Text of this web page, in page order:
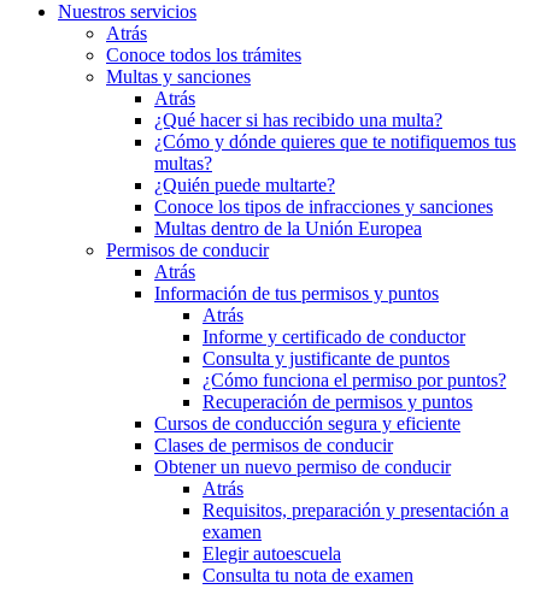
Nuestros servicios
Atrás
Conoce todos los trámites
Multas y sanciones
Atrás
¿Qué hacer si has recibido una multa?
¿Cómo y dónde quieres que te notifiquemos tus
multas?
¿Quién puede multarte?
Conoce los tipos de infracciones y sanciones
Multas dentro de la Unión Europea
Permisos de conducir
Atrás
Información de tus permisos y puntos
Atrás
Informe y certificado de conductor
Consulta y justificante de puntos
¿Cómo funciona el permiso por puntos?
Recuperación de permisos y puntos
Cursos de conducción segura y eficiente
Clases de permisos de conducir
Obtener un nuevo permiso de conducir
Atrás
Requisitos, preparación y presentación a
examen
Elegir autoescuela
Consulta tu nota de examen